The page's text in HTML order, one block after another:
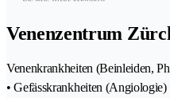
Venenzentrum
Venenkrankheiten (Beinleiden,
• Gefässkrankheiten (Angiologie)